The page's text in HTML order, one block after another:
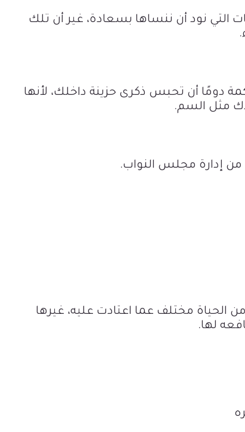
التي نود أن ننساها بسعادة، غير أن تلك
دومًا أن تحبس ذكرى حزينة داخلك، لأنها
مثل السم.
إدارة مجلس النواب.
من الحياة مختلف عما اعتادت عليه، غيرها
لها.